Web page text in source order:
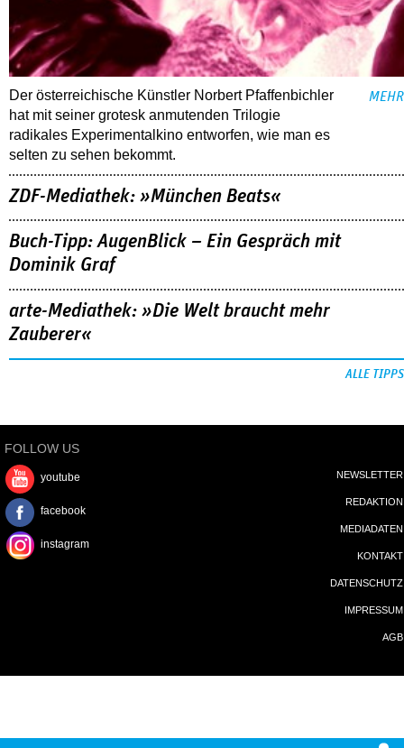
Der österreichische Künstler Norbert Pfaffenbichler
hat mit seiner grotesk anmutenden Trilogie
radikales Experimentalkino entworfen, wie man es
selten zu sehen bekommt.
MEHR
ZDF-Mediathek: »München Beats«
Buch-Tipp: AugenBlick – Ein Gespräch mit
Dominik Graf
arte-Mediathek: »Die Welt braucht mehr
Zauberer«
ALLE TIPPS
FOLLOW US
youtube
facebook
instagram
NEWSLETTER
REDAKTION
MEDIADATEN
KONTAKT
DATENSCHUTZ
IMPRESSUM
AGB